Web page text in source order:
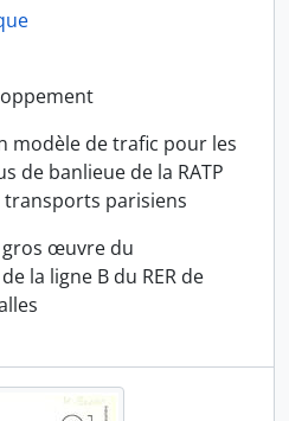
modèle de trafic pour les
de banlieue de la RATP
transports parisiens
gros œuvre du
la ligne B du RER de